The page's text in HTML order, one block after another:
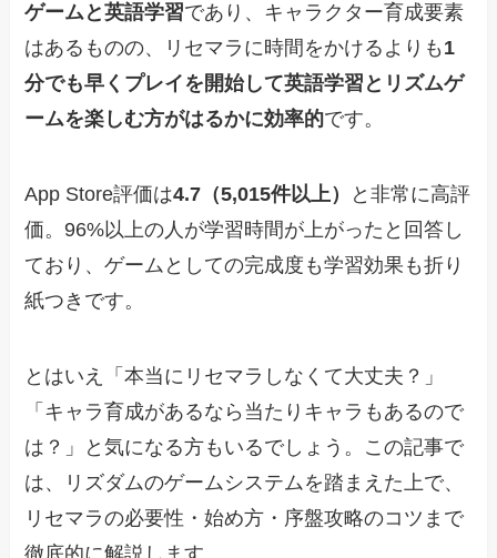
ゲームと英語学習であり、キャラクター育成要素
はあるものの、リセマラに時間をかけるよりも 1
分でも早くプレイを開始して英語学習とリズムゲ
ームを楽しむ方がはるかに効率的です。
App Store評価は4.7（5,015件以上）
と非常に高評
価。96%以上の人が学習時間が上がったと回答し
ており、ゲームとしての完成度も学習効果も折り
紙つきです。
とはいえ「本当にリセマラしなくて大丈夫？」
「キャラ育成があるなら当たりキャラもあるので
は？」と気になる方もいるでしょう。この記事で
は、リズダムのゲームシステムを踏まえた上で、
リセマラの必要性・始め方・序盤攻略のコツまで